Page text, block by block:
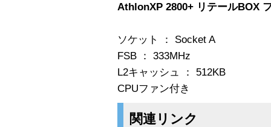
AthlonXP 2800+ リテールBOX
ソケット ： Socket A
FSB ： 333MHz
L2キャッシュ ： 512KB
CPUファン付き
関連リンク